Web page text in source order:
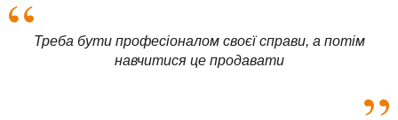
Треба бути професіоналом своєї справи, а потім
навчитися це продавати